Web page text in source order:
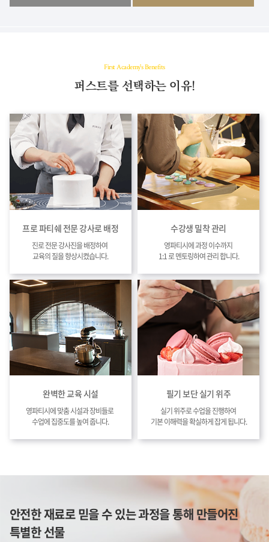
First Academy's Benefits
퍼스트를 선택하는 이유!
프로 파티쉐 전문 강사로 배정
진로 전문 강사진을 배정하여
교육의 질을 향상시켰습니다.
수강생 밀착 관리
영파티시에 과정 이수까지
1:1 로 멘토링하여 관리 합니다.
완벽한 교육 시설
영파티시에 맞춤 시설과 장비들로
수업에 집중도를 높여 줍니다.
필기 보단 실기 위주
실기 위주로 수업을 진행하여
기본 이해력을 확실하게 잡게 됩니다.
안전한 재료로 믿을 수 있는 과정을 통해 만들어진
특별한 선물